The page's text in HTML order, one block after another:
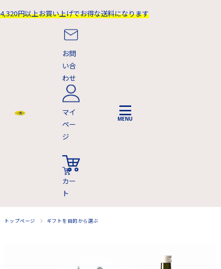
4,320円以上お買い上げでお得な送料になります
お問
い合
わせ
マイ
ペー
ジ
カー
ト
トップページ ギフトを目的から選ぶ